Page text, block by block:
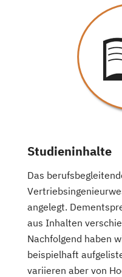
Studieninhalte
Das
angelegt.
aus Inhalten
Nachfolgend haben
beispielhaft
variieren aber von